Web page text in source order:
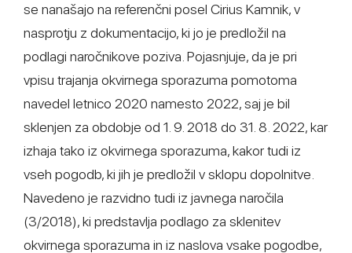
se nanašajo na referenčni posel Cirius Kamnik, v
nasprotju z dokumentacijo, ki jo je predložil na
podlagi naročnikove poziva. Pojasnjuje, da je pri
vpisu trajanja okvirnega sporazuma pomotoma
navedel letnico 2020 namesto 2022, saj je bil
sklenjen za obdobje od 1. 9. 2018 do 31. 8. 2022, kar
izhaja tako iz okvirnega sporazuma, kakor tudi iz
vseh pogodb, ki jih je predložil v sklopu dopolnitve.
Navedeno je razvidno tudi iz javnega naročila
(3/2018), ki predstavlja podlago za sklenitev
okvirnega sporazuma in iz naslova vsake pogodbe,